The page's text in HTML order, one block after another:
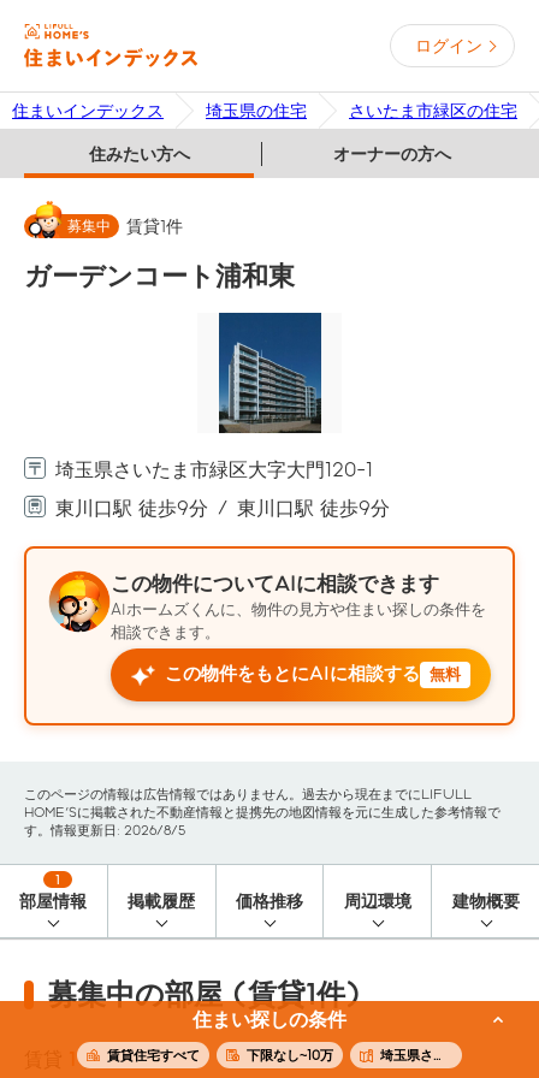
ログイン
住まいインデックス 埼玉県の住宅 さいたま市緑区の住宅
住みたい方へ オーナーの方へ
住まい探しの条件
賃貸住宅すべて 下限なし~10万 埼玉県さいたま市緑区
募集中 賃貸1件
ガーデンコート浦和東
埼玉県さいたま市緑区大字大門120-1
東川口駅 徒歩9分
東川口駅 徒歩9分
この物件についてAIに相談できます
AIホームズくんに、物件の見方や住まい探しの条件を
相談できます。
この物件をもとにAIに相談する 無料
このページの情報は広告情報ではありません。過去から現在までにLIFULL
HOME'Sに掲載された不動産情報と提携先の地図情報を元に生成した参考情報で
す。情報更新日: 2026/8/5
部屋情報
1
掲載履歴 価格推移 周辺環境 建物概要
募集中の部屋 (賃貸1件)
1 件